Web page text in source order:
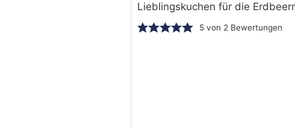
Lieblingskuchen für die
5 von 2 Bewertungen